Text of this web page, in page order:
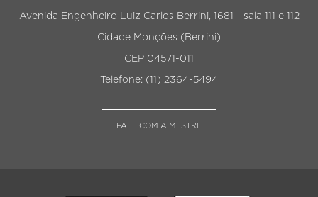
Avenida Engenheiro Luiz Carlos Berrini, 1681 - sala 111 e 112
Cidade Monções (Berrini)
CEP 04571-011
Telefone: (11) 2364-5494
FALE COM A MESTRE